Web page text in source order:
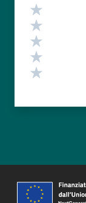
Valutazione